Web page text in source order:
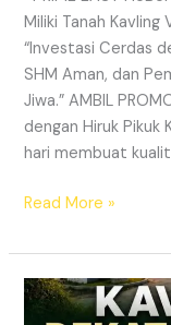
Miliki Tanah Kavling
“Investasi Cerdas
SHM Aman, dan
Jiwa.” AMBIL
dengan Hiruk
hari membuat
Read More »
Info